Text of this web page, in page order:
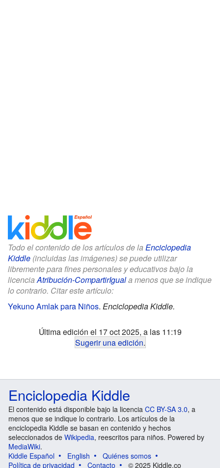
Todo el contenido de los artículos de la Enciclopedia
Kiddle (incluidas las imágenes) se puede utilizar
libremente para fines personales y educativos bajo la
licenciaAtribución-CompartirIguala menos que se indique
lo contrario. Citar este artículo:
Yekuno Amlak para Niños. Enciclopedia Kiddle.
Última edición el 17 oct 2025, a las 11:19
Sugerir una edición.
Enciclopedia Kiddle
El contenido está disponible bajo la licencia CC BY-SA 3.0, a
menos que se indique lo contrario. Los artículos de la
enciclopedia Kiddle se basan en contenido y hechos
seleccionados de Wikipedia, reescritos para niños. Powered by
MediaWiki.
Kiddle Español
English
Quiénes somos
Política de privacidad
Contacto © 2025 Kiddle.co